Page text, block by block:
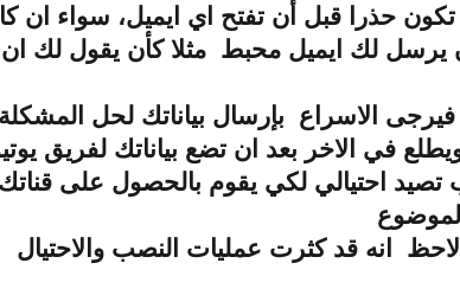
حذرا قبل أن تفتح اي ايميل، سواء ان
يرسل لك ايميل محبط مثلا كأن يقول لك ان
فيرجى الاسراع بإرسال بياناتك لحل المشكلة
في الاخر بعد ان تضع بياناتك لفريق
احتيالي لكي يقوم بالحصول على قناتك
انه قد كثرت عمليات النصب والاحتيال